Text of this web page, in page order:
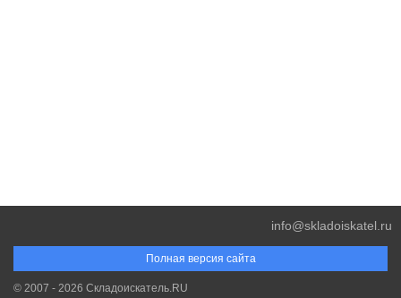
Полная версия сайта
info@skladoiskatel.ru
© 2007 - 2026 Складоискатель.RU